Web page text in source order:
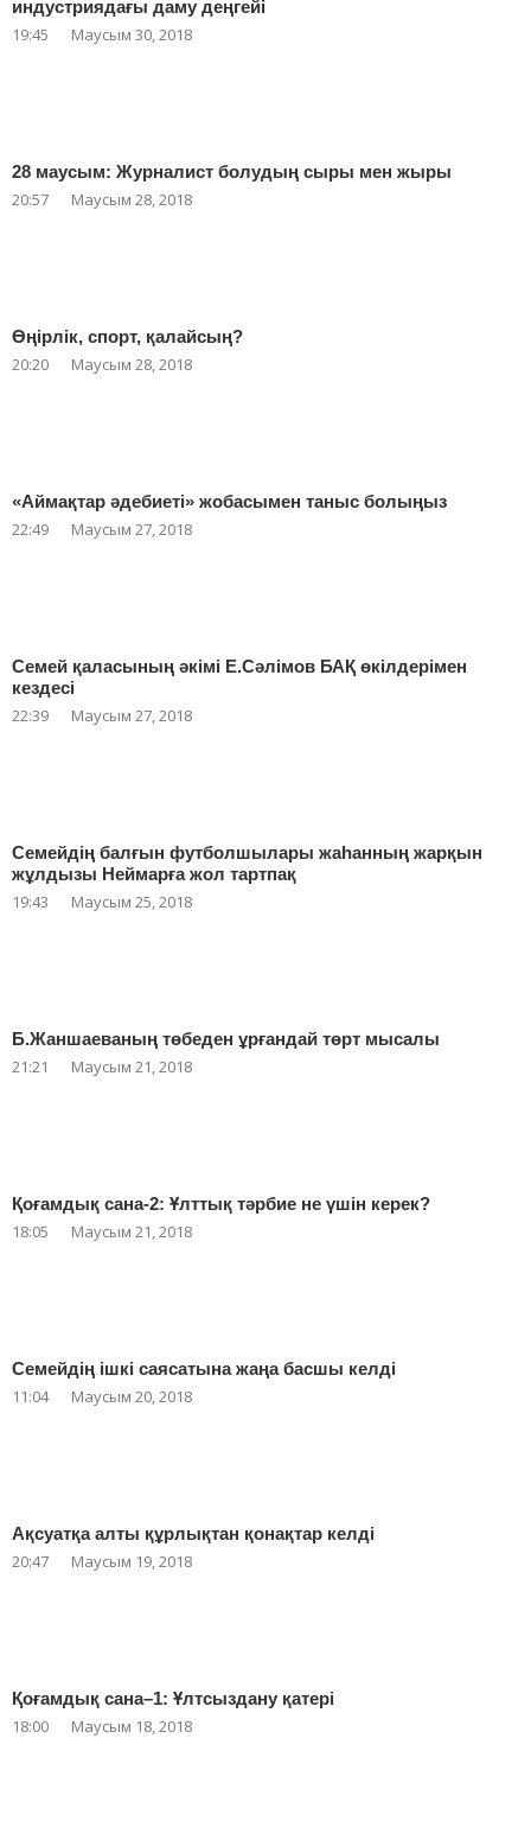
индустриядағы даму деңгейі
19:45 Маусым 30, 2018
28 маусым: Журналист болудың сыры мен жыры
20:57 Маусым 28, 2018
Өңірлік, спорт, қалайсың?
20:20 Маусым 28, 2018
«Аймақтар әдебиеті» жобасымен таныс болыңыз
22:49 Маусым 27, 2018
Семей қаласының әкімі Е.Сәлімов БАҚ өкілдерімен
кездесі
22:39 Маусым 27, 2018
Семейдің балғын футболшылары жаһанның жарқын
жұлдызы Неймарға жол тартпақ
19:43 Маусым 25, 2018
Б.Жаншаеваның төбеден ұрғандай төрт мысалы
21:21 Маусым 21, 2018
Қоғамдық сана-2: Ұлттық тәрбие не үшін керек?
18:05 Маусым 21, 2018
Семейдің ішкі саясатына жаңа басшы келді
11:04 Маусым 20, 2018
Ақсуатқа алты құрлықтан қонақтар келді
20:47 Маусым 19, 2018
Қоғамдық сана–1: Ұлтсыздану қатері
18:00 Маусым 18, 2018